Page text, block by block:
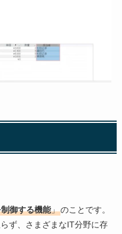
御する機能」のことです。
ず、さまざまなIT分野に存